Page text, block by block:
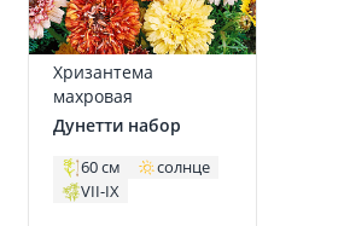
Хризантема
махровая
Дунетти набор
60 см
солнце
VII-IX